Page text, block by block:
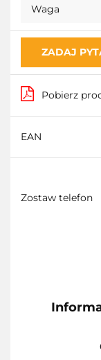
Waga
ZADAJ
Pobierz
EAN
Zostaw telefon